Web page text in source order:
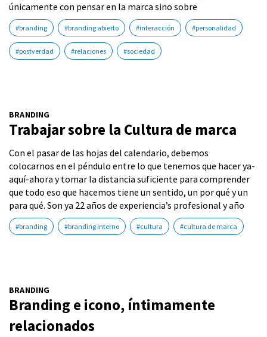
únicamente con pensar en la marca sino sobre
#branding #branding abierto #interacción #personalidad
#postverdad #relaciones #sociedad
BRANDING
Trabajar sobre la Cultura de marca
Con el pasar de las hojas del calendario, debemos
colocarnos en el péndulo entre lo que tenemos que hacer ya-
aquí-ahora y tomar la distancia suficiente para comprender
que todo eso que hacemos tiene un sentido, un por qué y un
para qué. Son ya 22 años de experiencia’s profesional y año
#branding #branding interno #cultura #cultura de marca
BRANDING
Branding e icono, íntimamente
relacionados